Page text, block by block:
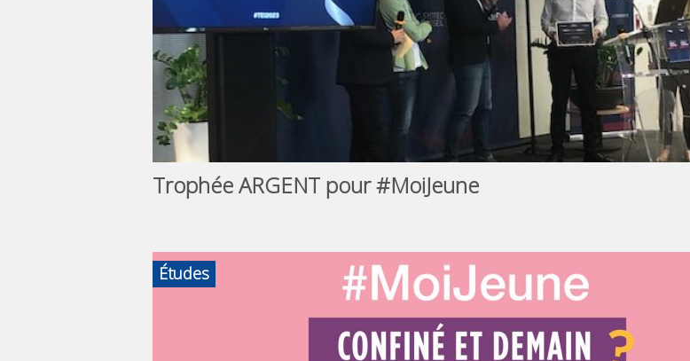
Trophée ARGENT pour #MoiJeune
Études